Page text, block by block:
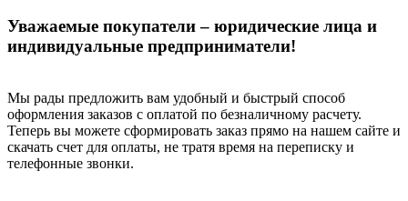
Уважаемые покупатели – юридические лица и
индивидуальные предприниматели!
Мы рады предложить вам удобный и быстрый способ
оформления заказов с оплатой по безналичному расчету.
Теперь вы можете сформировать заказ прямо на нашем сайте и
скачать счет для оплаты, не тратя время на переписку и
телефонные звонки.